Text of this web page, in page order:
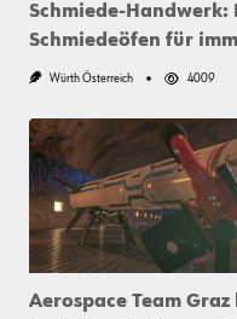
Schmiede-Handwerk:
Schmiedeöfen für
Würth Österreich 4009
Aerospace Team